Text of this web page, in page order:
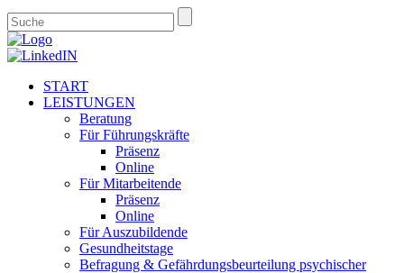
START
LEISTUNGEN
Beratung
Für Führungskräfte
Präsenz
Online
Für Mitarbeitende
Präsenz
Online
Für Auszubildende
Gesundheitstage
Befragung & Gefährdungsbeurteilung psychischer